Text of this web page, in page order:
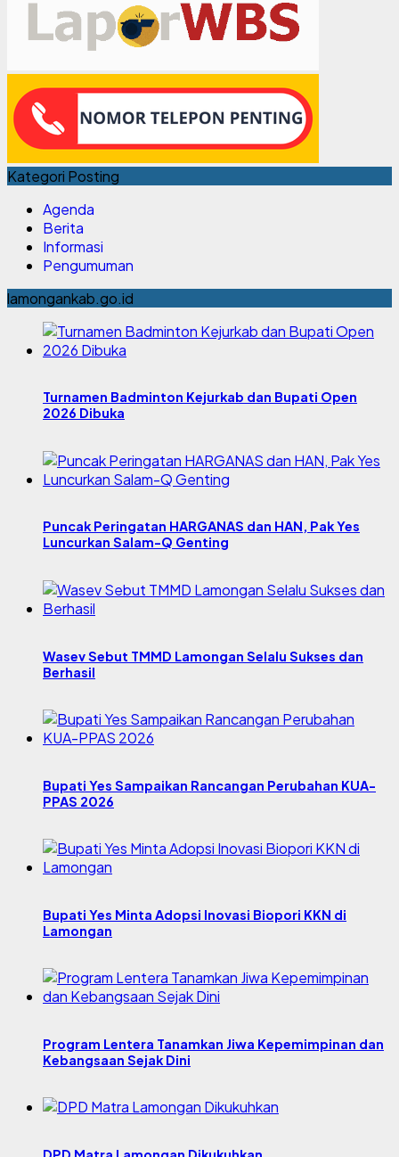
Kategori Posting
Agenda
Berita
Informasi
Pengumuman
lamongankab.go.id
Turnamen Badminton Kejurkab dan Bupati Open
2026 Dibuka
Puncak Peringatan HARGANAS dan HAN, Pak Yes
Luncurkan Salam-Q Genting
Wasev Sebut TMMD Lamongan Selalu Sukses dan
Berhasil
Bupati Yes Sampaikan Rancangan Perubahan KUA-
PPAS 2026
Bupati Yes Minta Adopsi Inovasi Biopori KKN di
Lamongan
Program Lentera Tanamkan Jiwa Kepemimpinan dan
Kebangsaan Sejak Dini